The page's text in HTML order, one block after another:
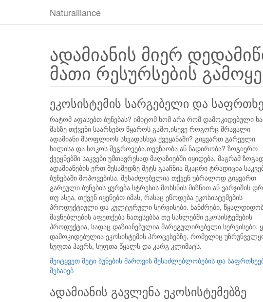
Naturalliance
ადამიანის მიერ
მათი რესურსების
ეკოსისტემის სარგებელი და
რატომ აფასებთ ბუნებას? იმიტომ ხომ არა რომ დამოკიდებული
მასზე თქვენი საარსებო წყაროს გამო,ისევე როგორც მრავალი
ადამიანი მსოფლიოს სხვადასხვა ქვეყანაში? გიყვართ გარეული
ხილისა და სოკოს შეგროვება,თევზაობა ან ნადირობა? ზოგიერთ
ქვეყნებში საკვები უმთავრესად მაღაზიებში იყიდება, მაგრამ
ადამიანების ერთ მესამედზე მეტს გააჩნია მკაცრი ტრადიცია
ბუნებაში მოპოვებისა. შესაძლებელია თქვენ უბრალოდ გიყვართ
გარეული ბუნების ყურება სტრესის მოხსნის მიზნით ან ვარჯიშის
თუ ასეა, თქვენ იყენებთ იმას, რასაც ეწოდება ეკოსისტემების
პროდუქტიული და კულტურული სერვისები. ხანძრები,
მავნებლების აფეთქება ნათესებსა თუ სახლებში ეკოსისტემების
პროდუქტია, სადაც დაზიანებულია მარეგულირებელი სერვისები.
დამოკიდებულია ეკოსისტემის პროცესებზე, რომელიც
სუფთა ჰაერს, სუფთა წყალს და კარგ კლიმატს.
შეიტყვეთ მეტი ბუნების მართვის შესაძლებლობების და
შესახებ
ადამიანის გავლენა ეკოსისტემებზე